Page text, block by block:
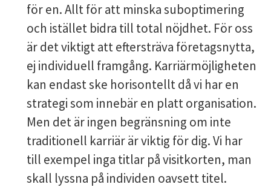
för en. Allt för att minska suboptimering
och istället bidra till total nöjdhet. För oss
är det viktigt att eftersträva företagsnytta,
ej individuell framgång. Karriärmöjligheten
kan endast ske horisontellt då vi har en
strategi som innebär en platt organisation.
Men det är ingen begränsning om inte
traditionell karriär är viktig för dig. Vi har
till exempel inga titlar på visitkorten, man
skall lyssna på individen oavsett titel.